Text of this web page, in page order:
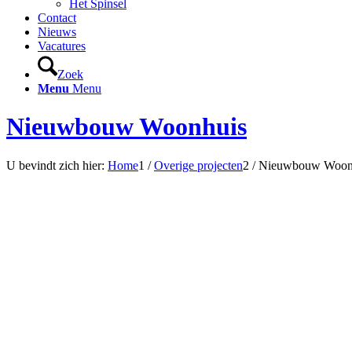
Het Spinsel
Contact
Nieuws
Vacatures
Zoek
Menu Menu
Nieuwbouw Woonhuis
U bevindt zich hier: Home1 / Overige projecten2 / Nieuwbouw